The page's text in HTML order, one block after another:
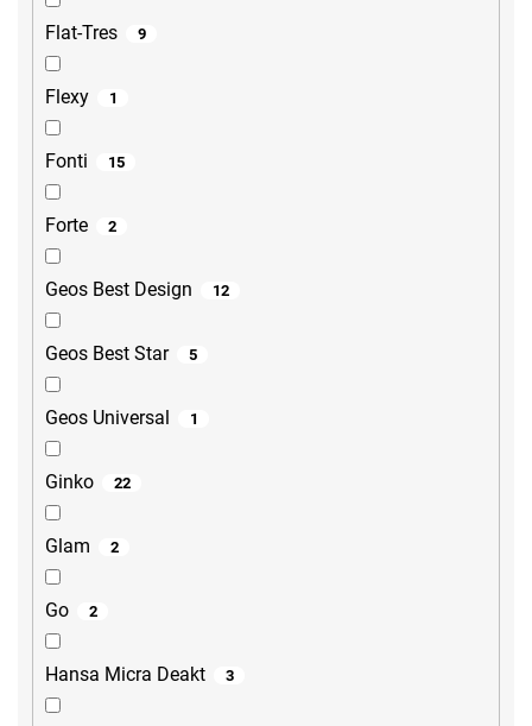
Flat-Tres 9
Flexy 1
Fonti 15
Forte 2
Geos Best Design 12
Geos Best Star 5
Geos Universal 1
Ginko 22
Glam 2
Go 2
Hansa Micra Deakt 3